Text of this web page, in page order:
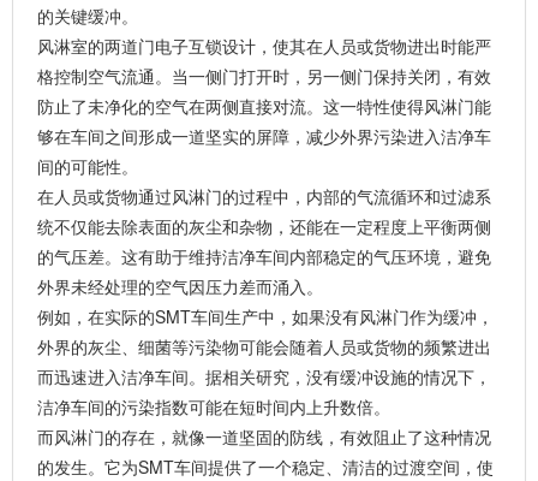
的关键缓冲。
风淋室的两道门电子互锁设计，使其在人员或货物进出时能严
格控制空气流通。当一侧门打开时，另一侧门保持关闭，有效
防止了未净化的空气在两侧直接对流。这一特性使得风淋门能
够在车间之间形成一道坚实的屏障，减少外界污染进入洁净车
间的可能性。
在人员或货物通过风淋门的过程中，内部的气流循环和过滤系
统不仅能去除表面的灰尘和杂物，还能在一定程度上平衡两侧
的气压差。这有助于维持洁净车间内部稳定的气压环境，避免
外界未经处理的空气因压力差而涌入。
例如，在实际的SMT车间生产中，如果没有风淋门作为缓冲，
外界的灰尘、细菌等污染物可能会随着人员或货物的频繁进出
而迅速进入洁净车间。据相关研究，没有缓冲设施的情况下，
洁净车间的污染指数可能在短时间内上升数倍。
而风淋门的存在，就像一道坚固的防线，有效阻止了这种情况
的发生。它为SMT车间提供了一个稳定、清洁的过渡空间 ，使